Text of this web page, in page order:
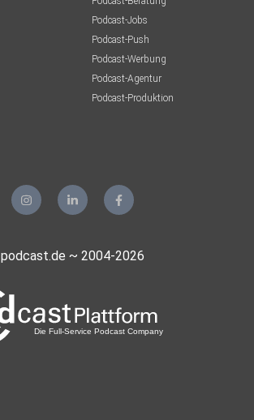
Podcast-Jobs
Podcast-Push
Podcast-Werbung
Podcast-Agentur
Podcast-Produktion
podcast.de ~ 2004-2026